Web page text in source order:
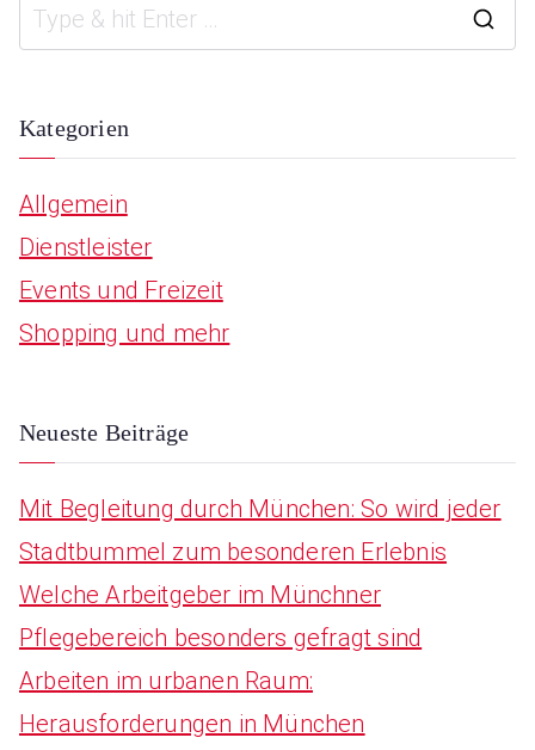
r
Kategorien
Allgemein
Dienstleister
Events und Freizeit
Shopping und mehr
Neueste Beiträge
Mit Begleitung durch München: So wird jeder
Stadtbummel zum besonderen Erlebnis
Welche Arbeitgeber im Münchner
Pflegebereich besonders gefragt sind
Arbeiten im urbanen Raum:
Herausforderungen in München